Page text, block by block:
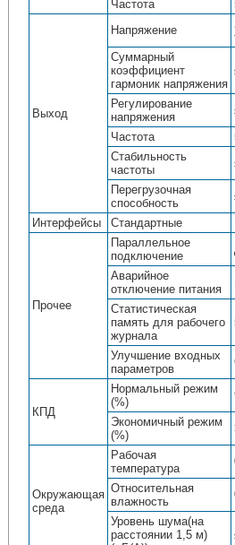
Частота
Выход
Напряжение
Суммарный
коэффициент
гармоник напряжения
Регулирование
напряжения
Частота
Стабильность
частоты
Перегрузочная
способность
Интерфейсы
Стандартные
Прочее
Параллельное
подключение
Аварийное
отключение питания
Статистическая
память для рабочего
журнала
Улучшение входных
параметров
КПД
Нормальный режим
(%)
Экономичный режим
(%)
Окружающая
среда
Рабочая
температура
Относительная
влажность
Уровень шума(на
расстоянии 1,5 м)